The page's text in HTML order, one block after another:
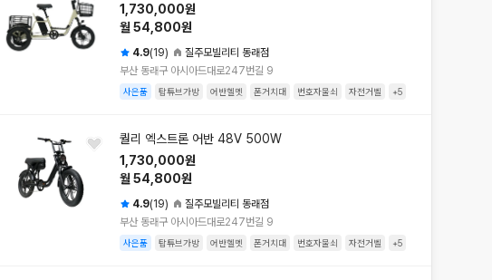
1,730,000원
월 54,800원
4.9(19)
질주모빌리티 동래점
부산 동래구 아시아드대로247번길 9
사은품 탑튜브가방 어반헬멧 폰거치대 번호자물쇠 자전거벨 +5
퀄리 엑스트론 어반 48V 500W
1,730,000원
월 54,800원
4.9(19)
질주모빌리티 동래점
부산 동래구 아시아드대로247번길 9
사은품 탑튜브가방 어반헬멧 폰거치대 번호자물쇠 자전거벨 +5